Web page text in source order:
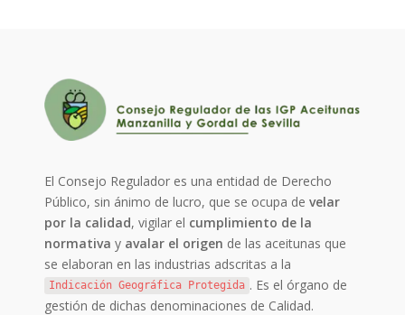
El Consejo Regulador es una entidad de Derecho
Público, sin ánimo de lucro, que se ocupa develar
por la calidad, vigilar el cumplimiento de la
normativa y avalar el origen de las aceitunas que
se elaboran en las industrias adscritas a la
Indicación Geográfica Protegida . Es el órgano de
gestión de dichas denominaciones de Calidad.